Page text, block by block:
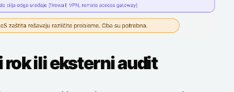
rok ili eksterni audit